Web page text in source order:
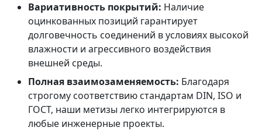
Вариативность покрытий: Наличие
оцинкованных позиций гарантирует
долговечность соединений в условиях высокой
влажности и агрессивного воздействия
внешней среды.
Полная взаимозаменяемость: Благодаря
строгому соответствию стандартам DIN, ISO и
ГОСТ, наши метизы легко интегрируются в
любые инженерные проекты.